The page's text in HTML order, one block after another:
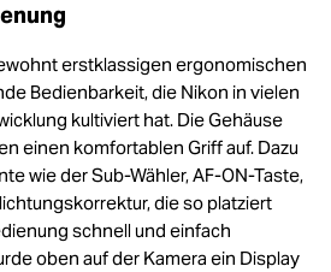
erstklassigen ergonomischen
Bedienbarkeit, die Nikon in vielen
kultiviert hat. Die Gehäuse
einen komfortablen Griff auf. Dazu
wie der Sub-Wähler, AF-ON-Taste,
die so platziert
schnell und einfach
oben auf der Kamera ein Display